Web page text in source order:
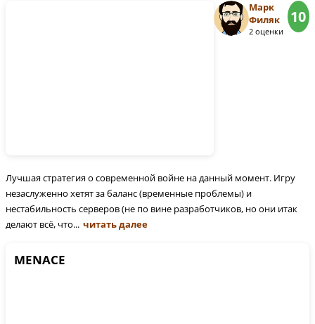
Марк
Филяк
2 оценки
10
Лучшая стратегия о современной войне на данный момент. Игру
незаслуженно хетят за баланс (временные проблемы) и
нестабильность серверов (не по вине разработчиков, но они итак
делают всё, что... читать далее
MENACE